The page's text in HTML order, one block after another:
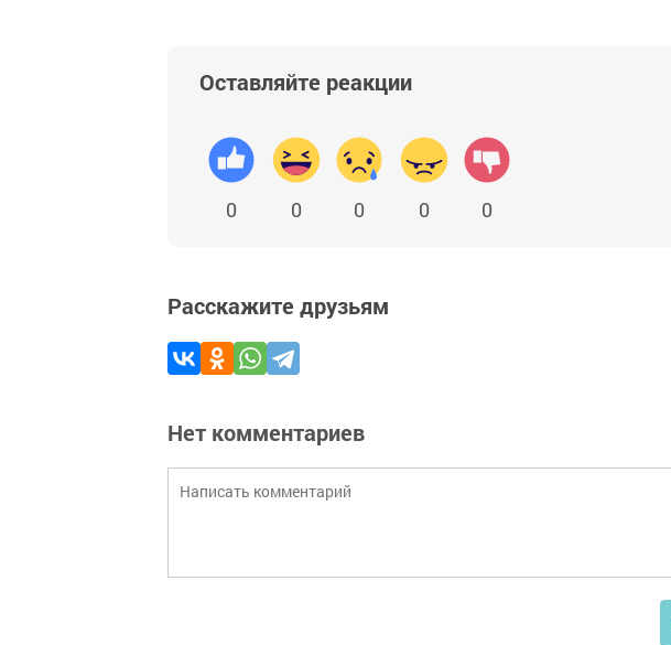
Оставляйте реакции
0 0 0 0 0
Расскажите друзьям
Нет комментариев